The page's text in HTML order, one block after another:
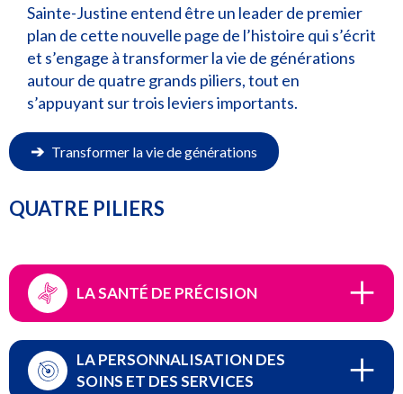
Sainte-Justine entend être un leader de premier
plan de cette nouvelle page de l’histoire qui s’écrit
et s’engage à transformer la vie de générations
autour de quatre grands piliers, tout en
s’appuyant sur trois leviers importants.
➔ Transformer la vie de générations
QUATRE PILIERS
LA SANTÉ DE PRÉCISION
LA PERSONNALISATION DES
SOINS ET DES SERVICES